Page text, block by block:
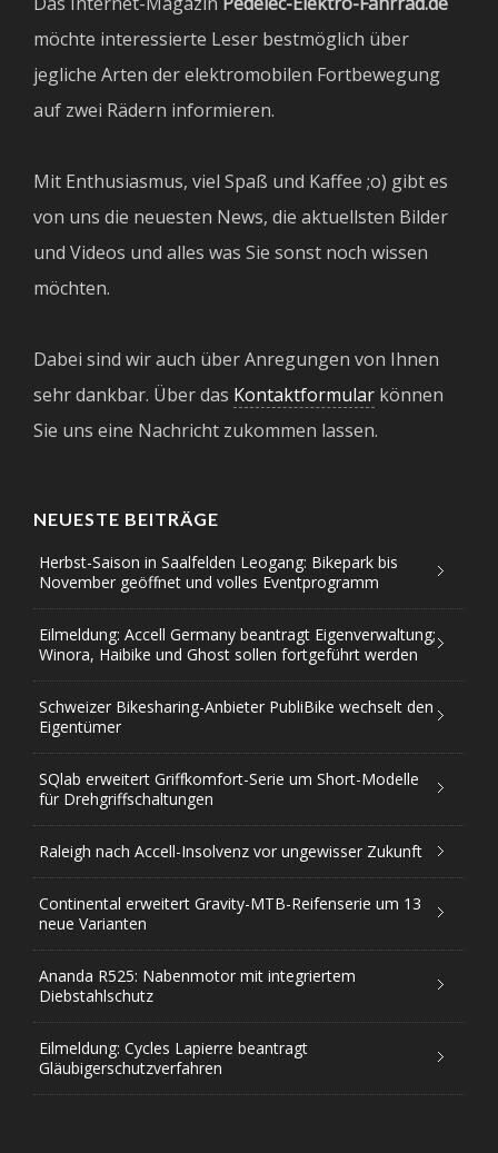
möchte interessierte Leser bestmöglich über
jegliche Arten der elektromobilen Fortbewegung
auf zwei Rädern informieren.
Mit Enthusiasmus, viel Spaß und Kaffee ;o) gibt es
von uns die neuesten News, die aktuellsten Bilder
und Videos und alles was Sie sonst noch wissen
möchten.
Dabei sind wir auch über Anregungen von Ihnen
sehr dankbar. Über das Kontaktformular können
Sie uns eine Nachricht zukommen lassen.
NEUESTE BEITRÄGE
Herbst-Saison in Saalfelden Leogang: Bikepark bis
November geöffnet und volles Eventprogramm
Eilmeldung: Accell Germany beantragt Eigenverwaltung;
Winora, Haibike und Ghost sollen fortgeführt werden
Schweizer Bikesharing-Anbieter PubliBike wechselt den
Eigentümer
SQlab erweitert Griffkomfort-Serie um Short-Modelle
für Drehgriffschaltungen
Raleigh nach Accell-Insolvenz vor ungewisser Zukunft
Continental erweitert Gravity-MTB-Reifenserie um 13
neue Varianten
Ananda R525: Nabenmotor mit integriertem
Diebstahlschutz
Eilmeldung: Cycles Lapierre beantragt
Gläubigerschutzverfahren